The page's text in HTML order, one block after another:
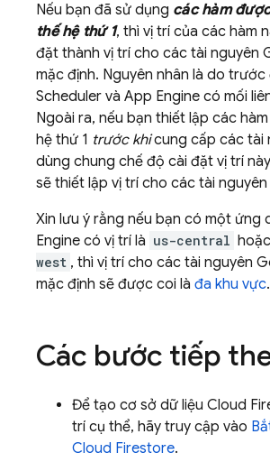
Nếu bạn đã sử dụng các hàm
thế hệ thứ 1, thì vị trí của các hàm
đặt thành vị trí cho các tài nguyên
mặc định. Nguyên nhân là do trước
Scheduler và App Engine có mối
Ngoài ra, nếu bạn thiết lập các
hệ thứ 1 trước khicung cấp các tài
dùng chung chế độ cài đặt vị trí
sẽ thiết lập vị trí cho các tài
Xin lưu ý rằng nếu bạn có một ứng
Engine có vị trí là us-central hoặc
west , thì vị trí cho các tài nguyên
mặc định sẽ được coi là đa khu vực.
Các bước tiếp
Để tạo cơ sở dữ liệu Cloud
trí cụ thể, hãy truy cập vào
Cloud Firestore.